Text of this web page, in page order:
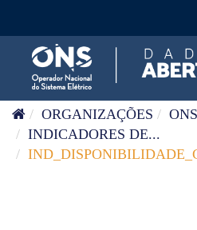
ORGANIZAÇÕES
ONS
INDICADORES DE...